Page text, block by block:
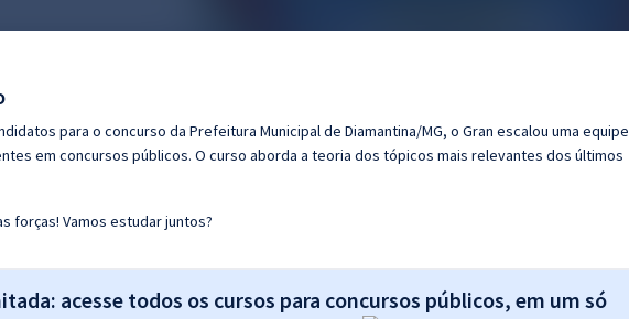
para o concurso da Prefeitura Municipal de Diamantina/MG, o Gran escalou uma equipe
em concursos públicos. O curso aborda a teoria dos tópicos mais relevantes dos últimos
forças! Vamos estudar juntos?
acesse todos os cursos para concursos públicos, em um só